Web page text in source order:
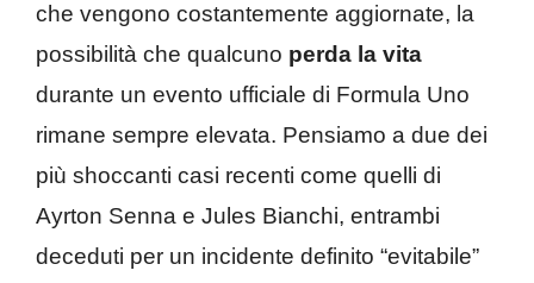
che vengono costantemente aggiornate, la
possibilità che qualcuno perda la vita
durante un evento ufficiale di Formula Uno
rimane sempre elevata. Pensiamo a due dei
più shoccanti casi recenti come quelli di
Ayrton Senna e Jules Bianchi, entrambi
deceduti per un incidente definito “evitabile”